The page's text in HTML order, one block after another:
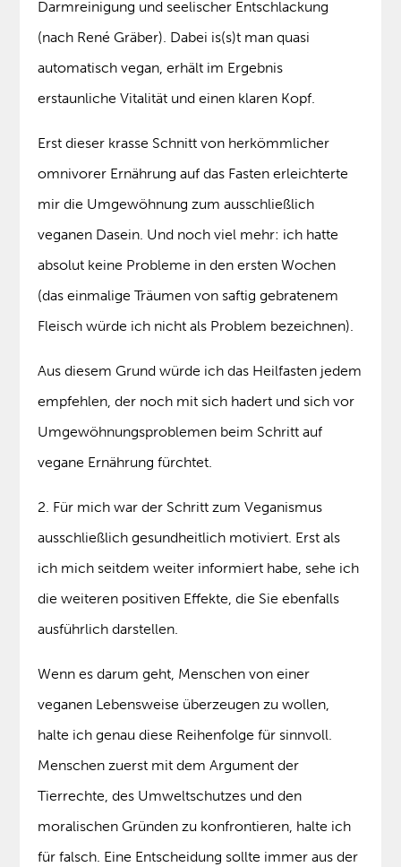
Darmreinigung und seelischer Entschlackung
(nach René Gräber). Dabei is(s)t man quasi
automatisch vegan, erhält im Ergebnis
erstaunliche Vitalität und einen klaren Kopf.
Erst dieser krasse Schnitt von herkömmlicher
omnivorer Ernährung auf das Fasten erleichterte
mir die Umgewöhnung zum ausschließlich
veganen Dasein. Und noch viel mehr: ich hatte
absolut keine Probleme in den ersten Wochen
(das einmalige Träumen von saftig gebratenem
Fleisch würde ich nicht als Problem bezeichnen).
Aus diesem Grund würde ich das Heilfasten jedem
empfehlen, der noch mit sich hadert und sich vor
Umgewöhnungsproblemen beim Schritt auf
vegane Ernährung fürchtet.
2. Für mich war der Schritt zum Veganismus
ausschließlich gesundheitlich motiviert. Erst als
ich mich seitdem weiter informiert habe, sehe ich
die weiteren positiven Effekte, die Sie ebenfalls
ausführlich darstellen.
Wenn es darum geht, Menschen von einer
veganen Lebensweise überzeugen zu wollen,
halte ich genau diese Reihenfolge für sinnvoll.
Menschen zuerst mit dem Argument der
Tierrechte, des Umweltschutzes und den
moralischen Gründen zu konfrontieren, halte ich
für falsch. Eine Entscheidung sollte immer aus der